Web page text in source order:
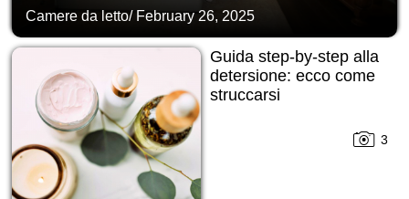
Camere da letto/ February 26, 2025
Guida step-by-step alla
detersione: ecco come
struccarsi
3